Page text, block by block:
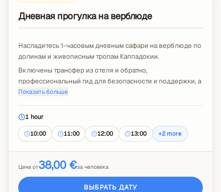
Дневная прогулка на верблюде
Насладитесь 1-часовым дневным сафари на верблюде по
долинам и живописным тропам Каппадокии.
Включены трансфер из отеля и обратно,
профессиональный гид для безопасности и поддержки, а
также всё необходимое оборудование.
В случае изменения погоды предоставляется дождевик
или пончо.
Чаевые и дополнительное видео с дрона не включены.
Показать больше
1 hour
10:00 11:00 12:00 13:00 +2 more
Цена от38,00 €за человека
ВЫБРАТЬ ДАТУ